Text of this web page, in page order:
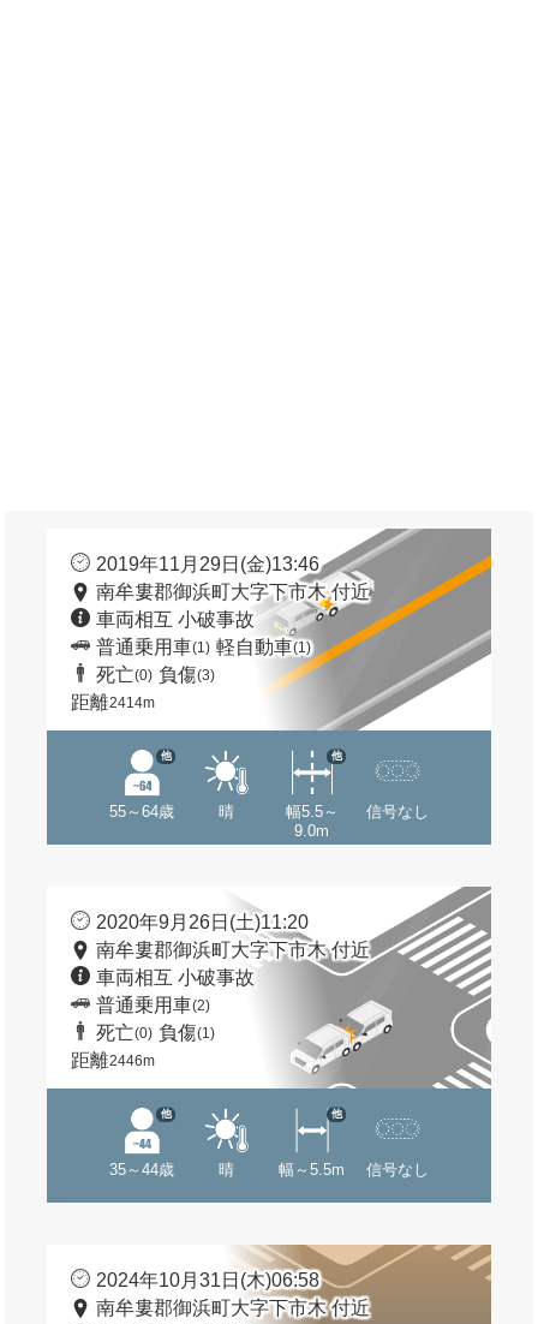
2019年11月29日(金)13:46
南牟婁郡御浜町大字下市木 付近
車両相互 小破事故
普通乗用車(1) 軽自動車(1)
死亡(0) 負傷(3)
距離2414m
55～64歳
他
晴
幅5.5～
9.0m
他
信号なし
2020年9月26日(土)11:20
南牟婁郡御浜町大字下市木 付近
車両相互 小破事故
普通乗用車(2)
死亡(0) 負傷(1)
距離2446m
35～44歳
他
晴 幅～5.5m
他
信号なし
2024年10月31日(木)06:58
南牟婁郡御浜町大字下市木 付近